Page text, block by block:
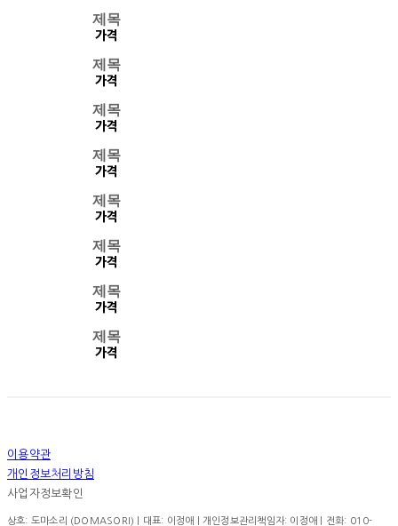
제목
가격
제목
가격
제목
가격
제목
가격
제목
가격
제목
가격
제목
가격
제목
가격
이용약관
개인정보처리방침
사업자정보확인
상호: 도마소리 (DOMASORI) | 대표: 이정애 | 개인정보관리책임자: 이정애 | 전화: 010-